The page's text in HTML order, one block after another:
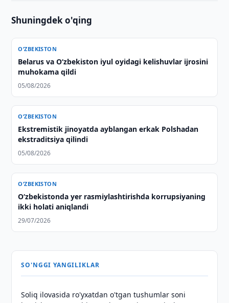
Shuningdek o'qing
O‘ZBEKISTON
Belarus va O‘zbekiston iyul oyidagi kelishuvlar ijrosini
muhokama qildi
05/08/2026
O‘ZBEKISTON
Ekstremistik jinoyatda ayblangan erkak Polshadan
ekstraditsiya qilindi
05/08/2026
O‘ZBEKISTON
O‘zbekistonda yer rasmiylashtirishda korrupsiyaning
ikki holati aniqlandi
29/07/2026
SO'NGGI YANGILIKLAR
Soliq ilovasida ro'yxatdan o'tgan tushumlar soni